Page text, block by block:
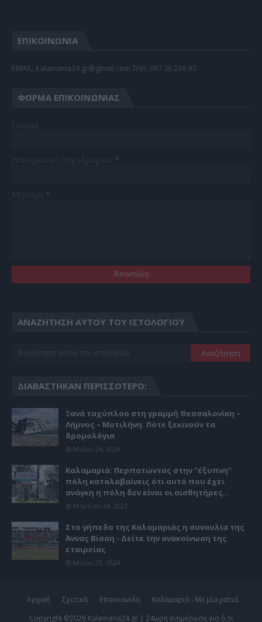
ΕΠΙΚΟΙΝΩΝΙΑ
EMAIL: kalamaria24.gr@gmail.com TΗΛ: 697 36 236 97
ΦΌΡΜΑ ΕΠΙΚΟΙΝΩΝΊΑΣ
ΑΝΑΖΉΤΗΣΗ ΑΥΤΟΎ ΤΟΥ ΙΣΤΟΛΟΓΊΟΥ
ΔΙΑΒΆΣΤΗΚΑΝ ΠΕΡΙΣΣΌΤΕΡΟ:
Ξανά ταχύπλοο στη γραμμή Θεσσαλονίκη –
Λήμνος – Μυτιλήνη. Πότε ξεκινούν τα
δρομολόγια
Μαΐου 26, 2024
Καλαμαριά: Περπατώντας στην "έξυπνη"
πόλη καταλαβαίνεις ότι αυτό που έχει
ανάγκη η πόλη δεν είναι οι αισθητήρες...
Μαρτίου 24, 2023
Στο γήπεδο της Καλαμαριάς η συναυλία της
Άννας Βίσση - Δείτε την ανακοίνωση της
εταιρείας
Μαΐου 23, 2024
Αρχική Σχετικά Επικοινωνία
Καλαμαριά - Με μία ματιά
Copyright ©2026 Kalamaria24.gr | 24ωρη ενημέρωση για ό,τι